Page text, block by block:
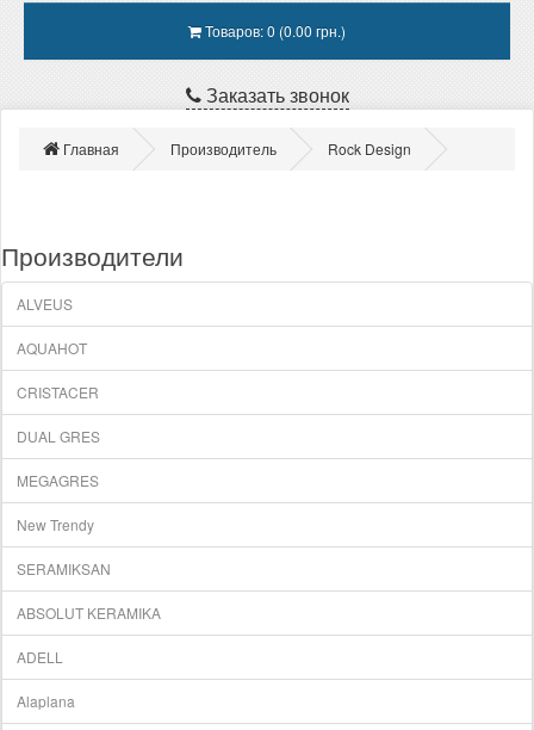
Товаров: 0 (0.00 грн.)
Заказать звонок
Главная Производитель Rock Design
Производители
ALVEUS
AQUAHOT
CRISTACER
DUAL GRES
MEGAGRES
New Trendy
SERAMIKSAN
ABSOLUT KERAMIKA
ADELL
Alaplana